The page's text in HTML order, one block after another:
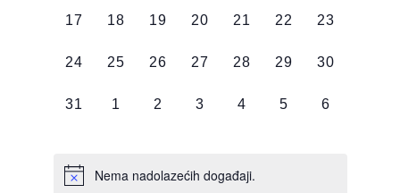
0
17
0
18
0
19
0
20
0
21
0
22
0
23
0
24
0
25
0
26
0
27
0
28
0
29
0
30
0
31
0
1
0
2
0
3
0
4
0
5
0
6
Nema nadolazećih događaji.